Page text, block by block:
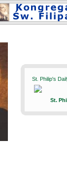
St. Philip's
St.